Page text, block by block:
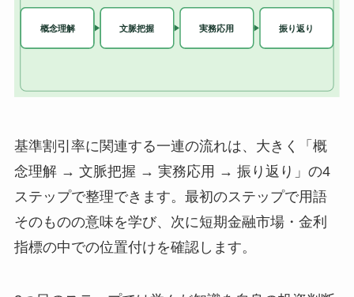
基準割引率に関連する一連の流れは、大きく「概
念理解 → 文脈把握 → 実務応用 → 振り返り」の4
ステップで整理できます。最初のステップで用語
そのものの意味を学び、次に短期金融市場・金利
指標の中での位置付けを確認します。